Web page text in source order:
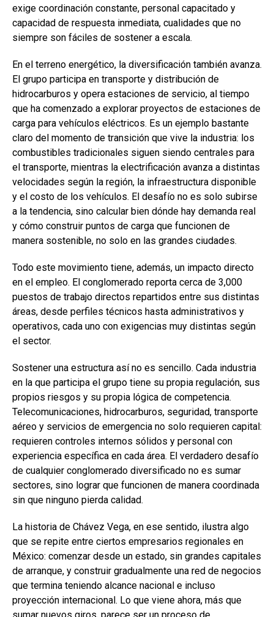
exige coordinación constante, personal capacitado y
capacidad de respuesta inmediata, cualidades que no
siempre son fáciles de sostener a escala.
En el terreno energético, la diversificación también avanza.
El grupo participa en transporte y distribución de
hidrocarburos y opera estaciones de servicio, al tiempo
que ha comenzado a explorar proyectos de estaciones de
carga para vehículos eléctricos. Es un ejemplo bastante
claro del momento de transición que vive la industria: los
combustibles tradicionales siguen siendo centrales para
el transporte, mientras la electrificación avanza a distintas
velocidades según la región, la infraestructura disponible
y el costo de los vehículos. El desafío no es solo subirse
a la tendencia, sino calcular bien dónde hay demanda real
y cómo construir puntos de carga que funcionen de
manera sostenible, no solo en las grandes ciudades.
Todo este movimiento tiene, además, un impacto directo
en el empleo. El conglomerado reporta cerca de 3,000
puestos de trabajo directos repartidos entre sus distintas
áreas, desde perfiles técnicos hasta administrativos y
operativos, cada uno con exigencias muy distintas según
el sector.
Sostener una estructura así no es sencillo. Cada industria
en la que participa el grupo tiene su propia regulación, sus
propios riesgos y su propia lógica de competencia.
Telecomunicaciones, hidrocarburos, seguridad, transporte
aéreo y servicios de emergencia no solo requieren capital:
requieren controles internos sólidos y personal con
experiencia específica en cada área. El verdadero desafío
de cualquier conglomerado diversificado no es sumar
sectores, sino lograr que funcionen de manera coordinada
sin que ninguno pierda calidad.
La historia de Chávez Vega, en ese sentido, ilustra algo
que se repite entre ciertos empresarios regionales en
México: comenzar desde un estado, sin grandes capitales
de arranque, y construir gradualmente una red de negocios
que termina teniendo alcance nacional e incluso
proyección internacional. Lo que viene ahora, más que